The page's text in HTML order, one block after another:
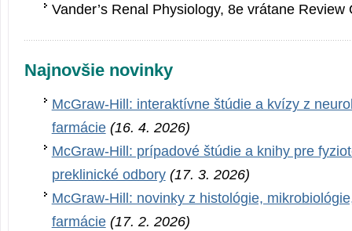
Vander’s Renal Physiology, 8e vrátane Review
Najnovšie novinky
McGraw-Hill: interaktívne štúdie a kvízy z
farmácie (16. 4. 2026)
McGraw-Hill: prípadové štúdie a knihy pre
preklinické odbory (17. 3. 2026)
McGraw-Hill: novinky z histológie,
farmácie (17. 2. 2026)